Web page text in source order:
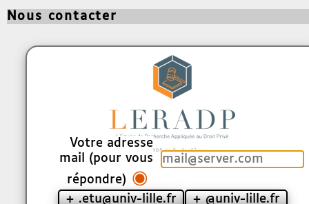
Nous contacter
Votre adresse
mail (pour vous
répondre) ◉
+ .etu@univ-lille.fr + @univ-lille.fr